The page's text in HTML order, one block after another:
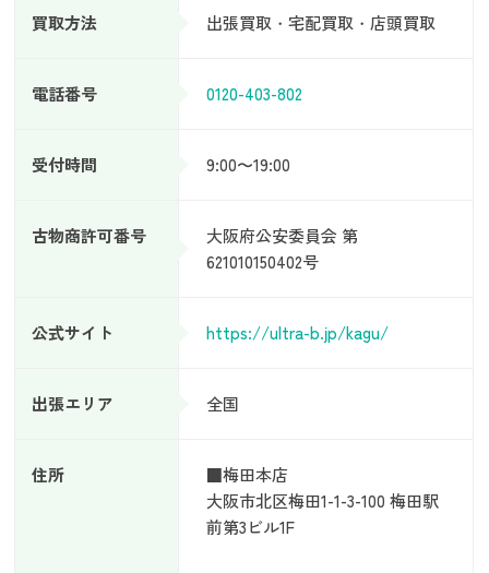
買取方法 出張買取・宅配買取・店頭買取
電話番号 0120-403-802
受付時間 9:00〜19:00
古物商許可番号
大阪府公安委員会 第
621010150402号
公式サイト https://ultra-b.jp/kagu/
出張エリア 全国
住所
■梅田本店
大阪市北区梅田1-1-3-100 梅田駅
前第3ビル1F